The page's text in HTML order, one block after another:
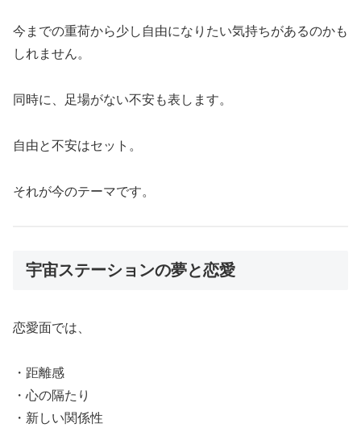
今までの重荷から少し自由になりたい気持ちがあるのかも
しれません。
同時に、足場がない不安も表します。
自由と不安はセット。
それが今のテーマです。
宇宙ステーションの夢と恋愛
恋愛面では、
・距離感
・心の隔たり
・新しい関係性